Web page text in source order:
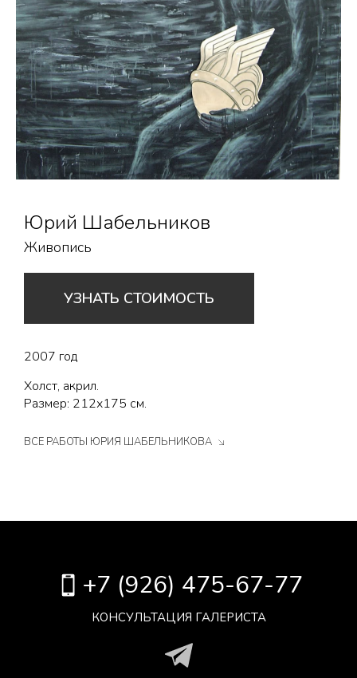
Юрий Шабельников
Живопись
УЗНАТЬ СТОИМОСТЬ
2007 год
Холст, акрил.
Размер: 212х175 см.
ВСЕ РАБОТЫ ЮРИЯ ШАБЕЛЬНИКОВА
+7 (926) 475-67-77
КОНСУЛЬТАЦИЯ ГАЛЕРИСТА